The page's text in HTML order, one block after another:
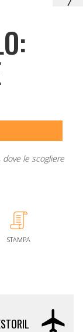
dove le scogliere
STAMPA